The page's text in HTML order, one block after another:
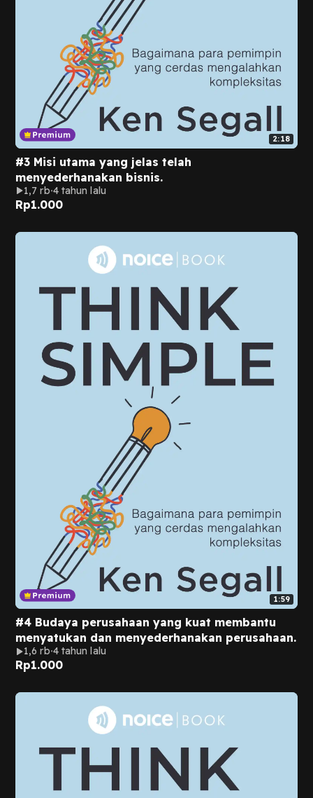
2:18
#3 Misi utama yang jelas telah
menyederhanakan bisnis.
1,7 rb 4 tahun lalu
Rp1.000
1:59
#4 Budaya perusahaan yang kuat membantu
menyatukan dan menyederhanakan perusahaan.
1,6 rb 4 tahun lalu
Rp1.000